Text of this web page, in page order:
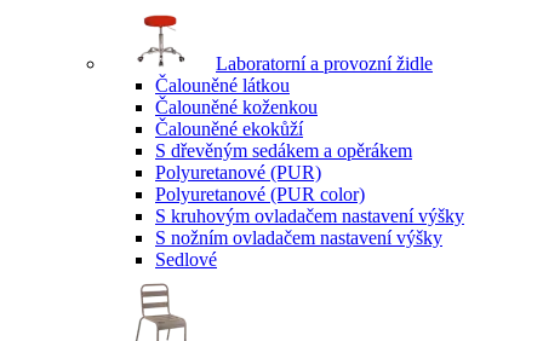
Laboratorní a provozní židle
Čalouněné látkou
Čalouněné koženkou
Čalouněné ekokůží
S dřevěným sedákem a opěrákem
Polyuretanové (PUR)
Polyuretanové (PUR color)
S kruhovým ovladačem nastavení výšky
S nožním ovladačem nastavení výšky
Sedlové